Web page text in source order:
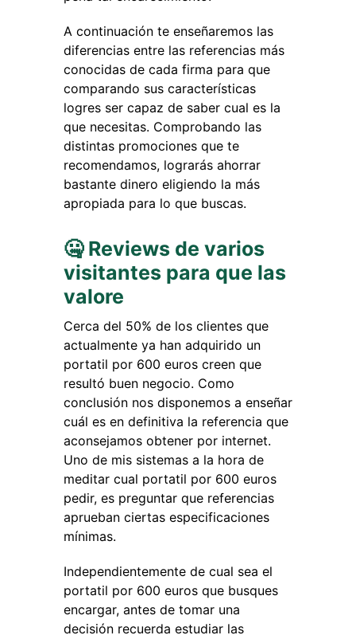
A continuación te enseñaremos las
diferencias entre las referencias más
conocidas de cada firma para que
comparando sus características
logres ser capaz de saber cual es la
que necesitas. Comprobando las
distintas promociones que te
recomendamos, lograrás ahorrar
bastante dinero eligiendo la más
apropiada para lo que buscas.
🤐 Reviews de varios
visitantes para que las
valore
Cerca del 50% de los clientes que
actualmente ya han adquirido un
portatil por 600 euros creen que
resultó buen negocio. Como
conclusión nos disponemos a enseñar
cuál es en definitiva la referencia que
aconsejamos obtener por internet.
Uno de mis sistemas a la hora de
meditar cual portatil por 600 euros
pedir, es preguntar que referencias
aprueban ciertas especificaciones
mínimas.
Independientemente de cual sea el
portatil por 600 euros que busques
encargar, antes de tomar una
decisión recuerda estudiar las